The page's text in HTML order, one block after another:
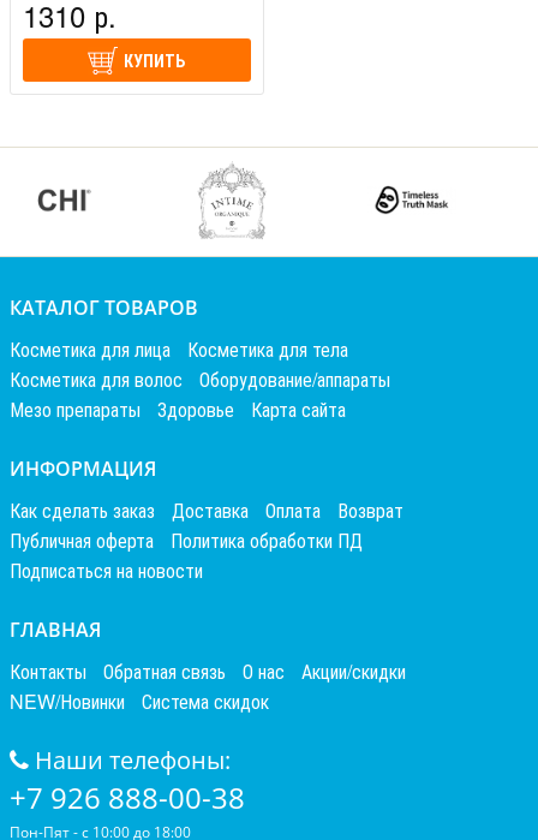
1310 р.
КУПИТЬ
КАТАЛОГ ТОВАРОВ
Косметика для лица
Косметика для тела
Косметика для волос
Оборудование/аппараты
Мезо препараты
Здоровье Карта сайта
ИНФОРМАЦИЯ
Как сделать заказ Доставка Оплата
Возврат
Публичная оферта
Политика обработки ПД
Подписаться на новости
ГЛАВНАЯ
Контакты Обратная связь О нас
Акции/скидки
NEW/Новинки
Система скидок
Наши телефоны:
+7 926 888-00-38
Пон-Пят - с 10:00 до 18:00